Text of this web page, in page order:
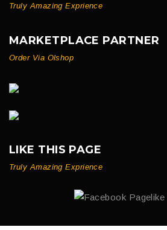
Truly Amazing Exprience
MARKETPLACE PARTNER
Order Via Olshop
LIKE THIS PAGE
Truly Amazing Exprience